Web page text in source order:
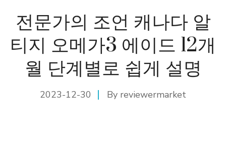
전문가의 조언 캐나다 알
티지 오메가3 에이드 12개
월 단계별로 쉽게 설명
2023-12-30 By reviewermarket